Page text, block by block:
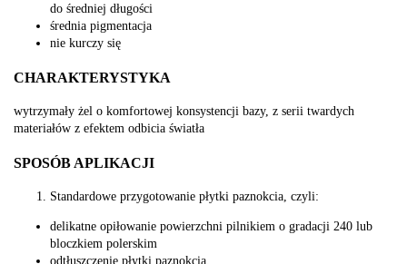
do średniej długości
średnia pigmentacja
nie kurczy się
CHARAKTERYSTYKA
wytrzymały żel o komfortowej konsystencji bazy, z serii twardych
materiałów z efektem odbicia światła
SPOSÓB APLIKACJI
Standardowe przygotowanie płytki paznokcia, czyli:
delikatne opiłowanie powierzchni pilnikiem o gradacji 240 lub
bloczkiem polerskim
odtłuszczenie płytki paznokcia.